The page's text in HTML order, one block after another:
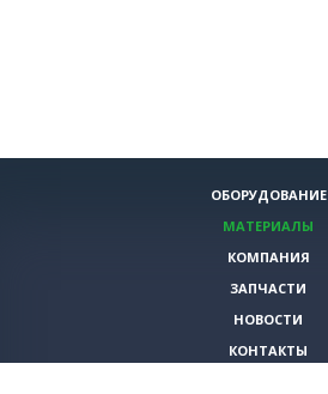
ОБОРУДОВАНИЕ
МАТЕРИАЛЫ
КОМПАНИЯ
ЗАПЧАСТИ
НОВОСТИ
КОНТАКТЫ